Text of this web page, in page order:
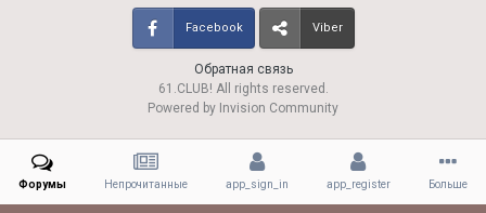
Обратная связь
Facebook Viber
61.CLUB! All rights reserved.
Powered by Invision Community
Форумы Непрочитанные app_sign_in app_register Больше